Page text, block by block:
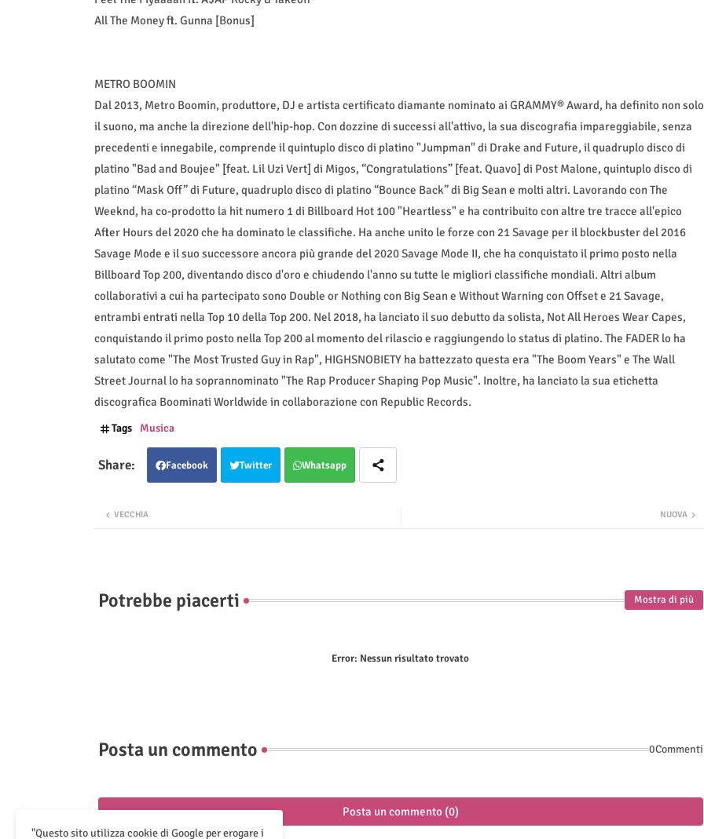
All The Money ft. Gunna [Bonus]
METRO BOOMIN
Dal 2013, Metro Boomin, produttore, DJ e artista certificato diamante nominato ai GRAMMY® Award, ha definito non solo
il suono, ma anche la direzione dell'hip-hop. Con dozzine di successi all'attivo, la sua discografia impareggiabile, senza
precedenti e innegabile, comprende il quintuplo disco di platino "Jumpman" di Drake and Future, il quadruplo disco di
platino "Bad and Boujee" [feat. Lil Uzi Vert] di Migos, “Congratulations” [feat. Quavo] di Post Malone, quintuplo disco di
platino “Mask Off” di Future, quadruplo disco di platino “Bounce Back” di Big Sean e molti altri. Lavorando con The
Weeknd, ha co-prodotto la hit numero 1 di Billboard Hot 100 "Heartless" e ha contribuito con altre tre tracce all'epico
After Hours del 2020 che ha dominato le classifiche. Ha anche unito le forze con 21 Savage per il blockbuster del 2016
Savage Mode e il suo successore ancora più grande del 2020 Savage Mode II, che ha conquistato il primo posto nella
Billboard Top 200, diventando disco d'oro e chiudendo l'anno su tutte le migliori classifiche mondiali. Altri album
collaborativi a cui ha partecipato sono Double or Nothing con Big Sean e Without Warning con Offset e 21 Savage,
entrambi entrati nella Top 10 della Top 200. Nel 2018, ha lanciato il suo debutto da solista, Not All Heroes Wear Capes,
conquistando il primo posto nella Top 200 al momento del rilascio e raggiungendo lo status di platino. The FADER lo ha
salutato come "The Most Trusted Guy in Rap", HIGHSNOBIETY ha battezzato questa era "The Boom Years" e The Wall
Street Journal lo ha soprannominato "The Rap Producer Shaping Pop Music". Inoltre, ha lanciato la sua etichetta
discografica Boominati Worldwide in collaborazione con Republic Records.
Tags Musica
Facebook Twitter Whatsapp
NUOVA
VECCHIA
Potrebbe piacerti Mostra di più
Error: Nessun risultato trovato
Posta un commento 0Commenti
Posta un commento (0)
"Questo sito utilizza cookie di Google per erogare i